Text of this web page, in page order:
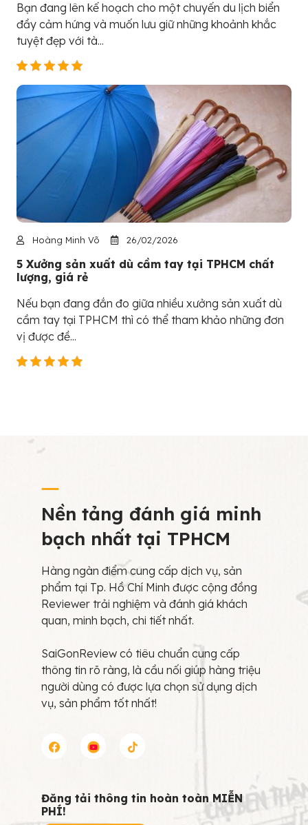
Bạn đang lên kế hoạch cho một chuyến du lịch biển
đầy cảm hứng và muốn lưu giữ những khoảnh khắc
tuyệt đẹp với tà...
Hoàng Minh Võ 26/02/2026
5 Xưởng sản xuất dù cầm tay tại TPHCM chất
lượng, giá rẻ
Nếu bạn đang đắn đo giữa nhiều xưởng sản xuất dù
cầm tay tại TPHCM thì có thể tham khảo những đơn
vị được đề...
Nền tảng đánh giá minh
bạch nhất tại TPHCM
Hàng ngàn điểm cung cấp dịch vụ, sản
phẩm tại Tp. Hồ Chí Minh được cộng đồng
Reviewer trải nghiệm và đánh giá khách
quan, minh bạch, chi tiết nhất.
SaiGonReview có tiêu chuẩn cung cấp
thông tin rõ ràng, là cầu nối giúp hàng triệu
người dùng có được lựa chọn sử dụng dịch
vụ, sản phẩm tốt nhất!
Đăng tải thông tin hoàn toàn MIỄN
PHÍ!